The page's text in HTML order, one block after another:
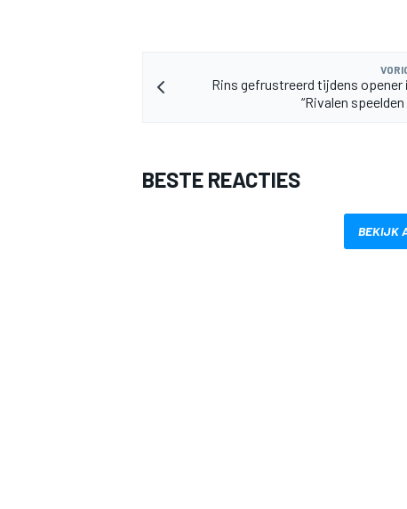
Rins gefrustreerd tijdens opener
“Rivalen
BESTE REACTIES
BEKIJK